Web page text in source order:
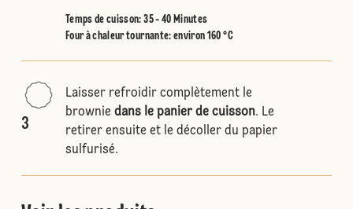
Temps de cuisson: 35 - 40 Minutes
Four à chaleur tournante: environ 160 °C
3
Laisser refroidir complètement le
brownie dans le panier de cuisson. Le
retirer ensuite et le décoller du papier
sulfurisé.